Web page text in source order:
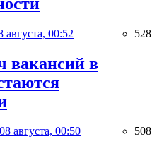
августа, 00:52 528
вакансий в
08 августа, 00:50 508